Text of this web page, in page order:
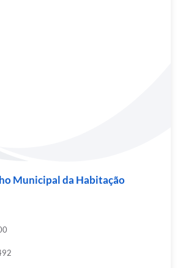
Municipal da Habitação